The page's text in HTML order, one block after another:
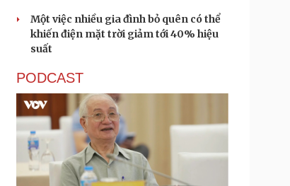
Một việc nhiều gia đình bỏ quên có thể
khiến điện mặt trời giảm tới 40% hiệu
suất
PODCAST